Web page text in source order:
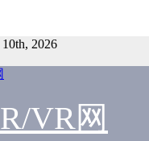
2026
VR网